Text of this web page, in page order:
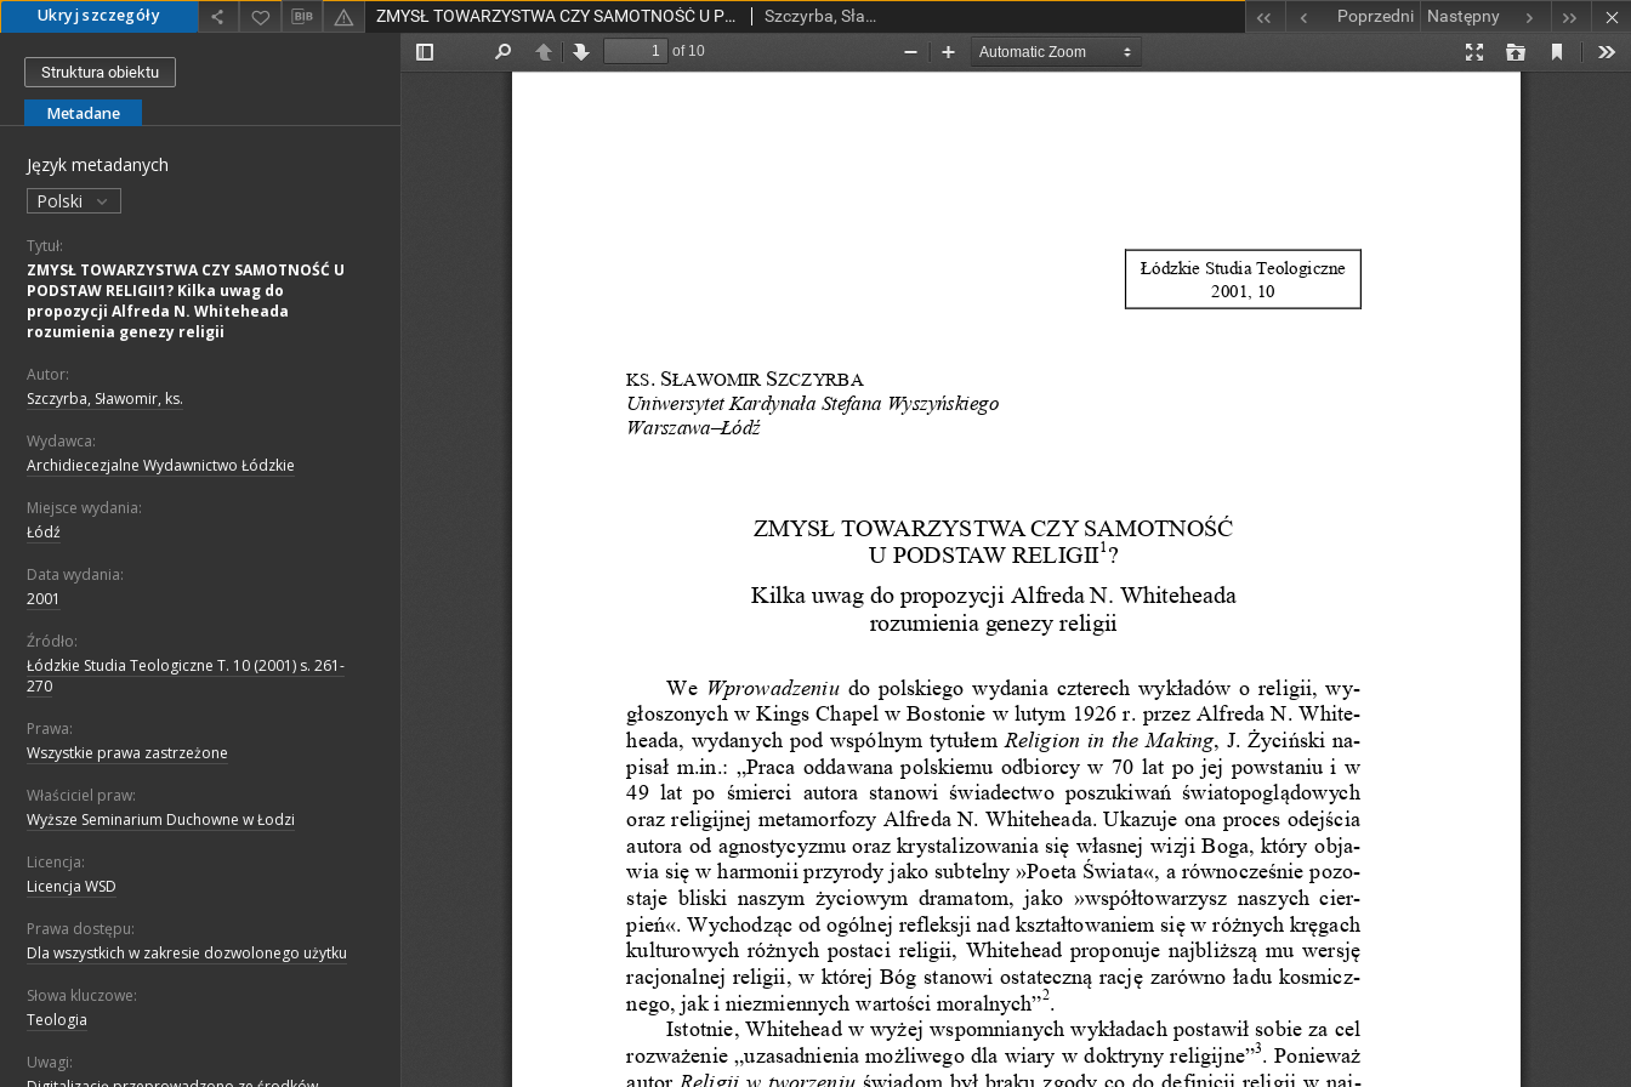
Ukryj szczegóły ZMYSŁ TOWARZYSTWA CZY SAMOTNOŚĆ U PODSTAW RELIGII1? Kilka uwag do propozycji Alfreda N. Whiteheada rozumienia genezy religii Szczyrba, Sławomir, ks. Poprzedni Następny
Struktura obiektu
Metadane
Język metadanych
Polski
Tytuł:
ZMYSŁ TOWARZYSTWA CZY SAMOTNOŚĆ U
PODSTAW RELIGII1? Kilka uwag do
propozycji Alfreda N. Whiteheada
rozumienia genezy religii
Autor:
Szczyrba, Sławomir, ks.
Wydawca:
Archidiecezjalne Wydawnictwo Łódzkie
Miejsce wydania:
Łódź
Data wydania:
2001
Źródło:
Łódzkie Studia Teologiczne T. 10 (2001) s. 261-
270
Prawa:
Wszystkie prawa zastrzeżone
Właściciel praw:
Wyższe Seminarium Duchowne w Łodzi
Licencja:
Licencja WSD
Prawa dostępu:
Dla wszystkich w zakresie dozwolonego użytku
Słowa kluczowe:
Teologia
Uwagi: